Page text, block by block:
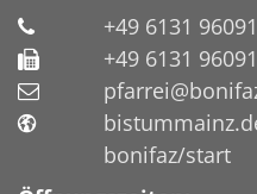
+49 6131
+49 6131
bonifaz/start